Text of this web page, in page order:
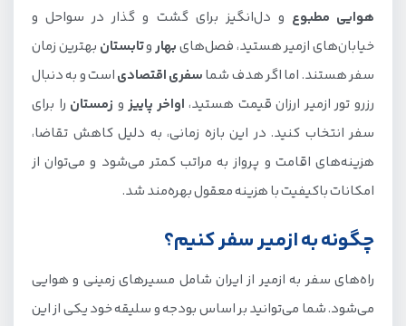
هوایی مطبوع و دل‌انگیز برای گشت و گذار در سواحل و
خیابان‌های ازمیر هستید، فصل‌هایبهاروتابستان بهترین زمان
سفر هستند. اما اگر هدف شماسفری اقتصادیاست و به دنبال
رزرو تور ازمیر ارزان قیمت هستید، اواخر پاییزو زمستان را برای
سفر انتخاب کنید. در این بازه زمانی، به دلیل کاهش تقاضا،
هزینه‌های اقامت و پرواز به مراتب کمتر می‌شود و می‌توان از
امکانات باکیفیت با هزینه معقول بهره‌مند شد.
چگونه به ازمیر سفر کنیم؟
راه‌های سفر به ازمیر از ایران شامل مسیرهای زمینی و هوایی
می‌شود. شما می‌توانید بر اساس بودجه و سلیقه خود یکی از این